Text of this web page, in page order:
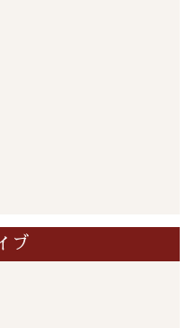
ブ